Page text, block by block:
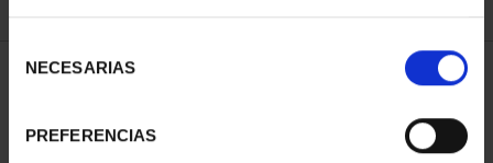
NECESARIAS
PREFERENCIAS
1 Productos encontrados